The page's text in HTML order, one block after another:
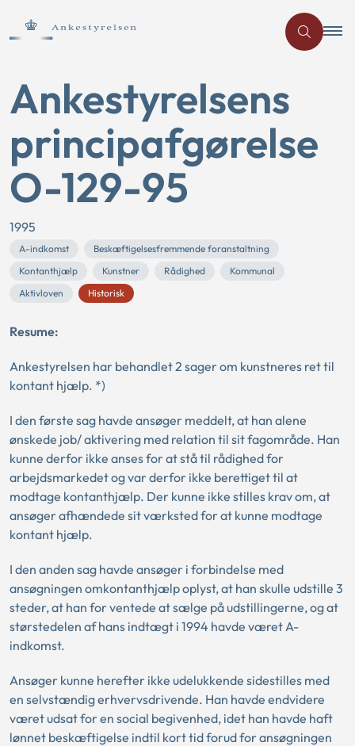
Ankestyrelsens
principafgørelse
O-129-95
1995
A-indkomst
Beskæftigelsesfremmende foranstaltning
Kontanthjælp
Kunstner Rådighed
Kommunal
Aktivloven
Historisk
Resume:
Ankestyrelsen har behandlet 2 sager om kunstneres ret til
kontant hjælp. *)
I den første sag havde ansøger meddelt, at han alene
ønskede job/ aktivering med relation til sit fagområde. Han
kunne derfor ikke anses for at stå til rådighed for
arbejdsmarkedet og var derfor ikke berettiget til at
modtage kontanthjælp. Der kunne ikke stilles krav om, at
ansøger afhændede sit værksted for at kunne modtage
kontant hjælp.
I den anden sag havde ansøger i forbindelse med
ansøgningen omkontanthjælp oplyst, at han skulle udstille 3
steder, at han for ventede at sælge på udstillingerne, og at
størstedelen af hans indtægt i 1994 havde været A-
indkomst.
Ansøger kunne herefter ikke udelukkende sidestilles med
en selvstændig erhvervsdrivende. Han havde endvidere
været udsat for en social begivenhed, idet han havde haft
lønnet beskæftigelse indtil kort tid forud for ansøgningen